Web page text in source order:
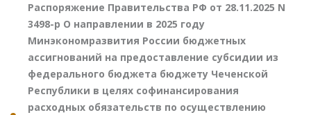
Распоряжение Правительства РФ от 28.11.2025 N
3498-р О направлении в 2025 году
Минэкономразвития России бюджетных
ассигнований на предоставление субсидии из
федерального бюджета бюджету Чеченской
Республики в целях софинансирования
расходных обязательств по осуществлению